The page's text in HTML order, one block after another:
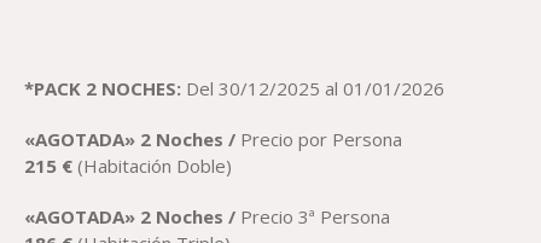
*PACK 2 NOCHES: Del 30/12/2025 al 01/01/2026
«AGOTADA» 2 Noches / Precio por Persona
215 € (Habitación Doble)
«AGOTADA» 2 Noches / Precio 3ª Persona